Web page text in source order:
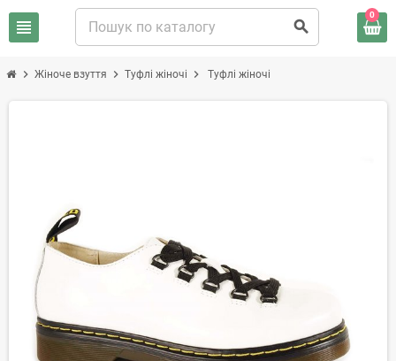
view_headline search
0
chevron_right Жіноче взуття chevron_right Туфлі жіночі chevron_right Туфлі жіночі